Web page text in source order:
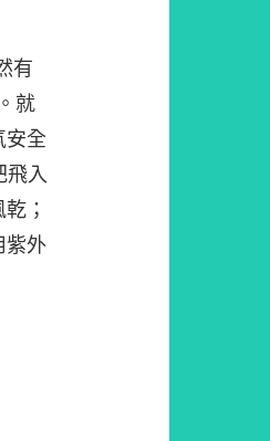
有
就
安全
飛入
；
紫外